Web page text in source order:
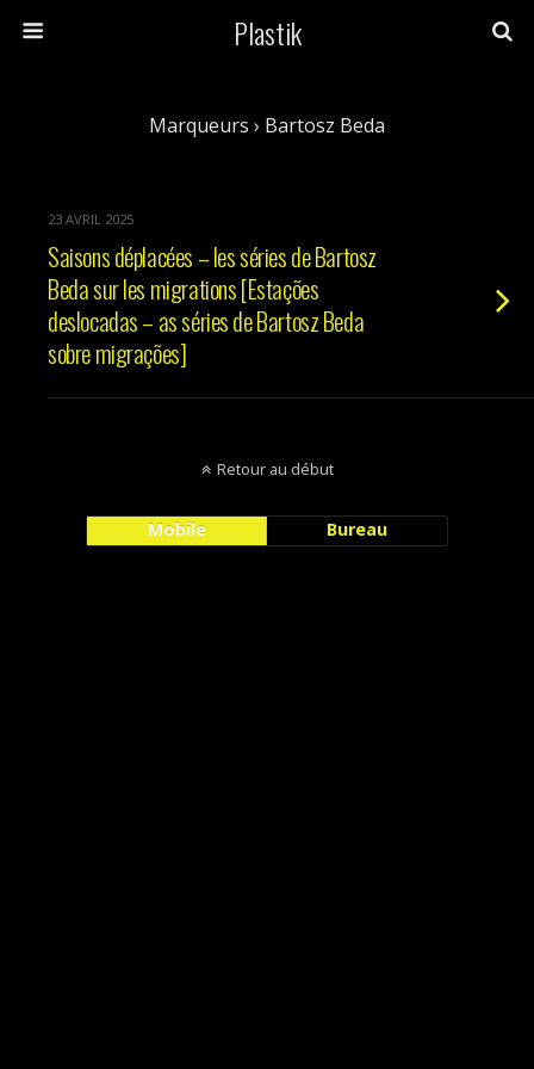
Plastik
Marqueurs › Bartosz Beda
23 AVRIL 2025
Saisons déplacées – les séries de Bartosz
Beda sur les migrations [Estações
deslocadas – as séries de Bartosz Beda
sobre migrações]
Retour au début
Mobile Bureau